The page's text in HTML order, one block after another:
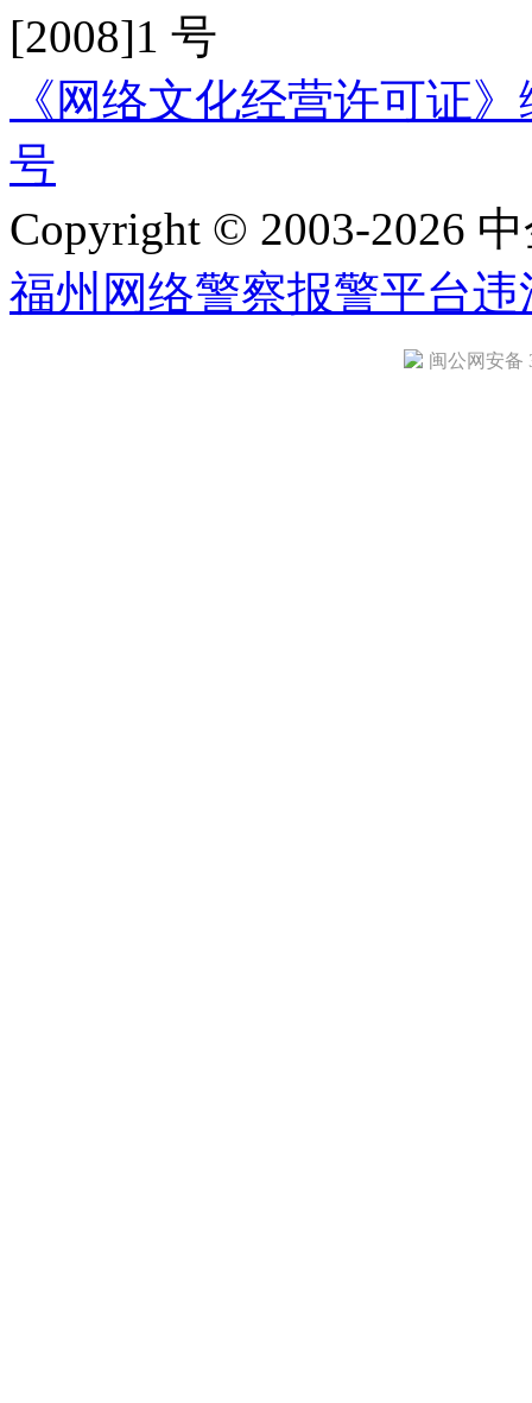
[2008]1 号
《网络文化经营许可证
号
Copyright © 2003-2026
福州网络警察报警平台违
闽公网安备